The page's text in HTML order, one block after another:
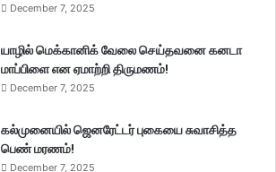
December 7, 2025
யாழில் மெக்கானிக் வேலை செய்தவனை கனடா
மாப்பிளை என ஏமாற்றி திருமணம்!
December 7, 2025
கல்முனையில் ஜெனரேட்டர் புகையை சுவாசித்த
பெண் மரணம்!
December 7, 2025